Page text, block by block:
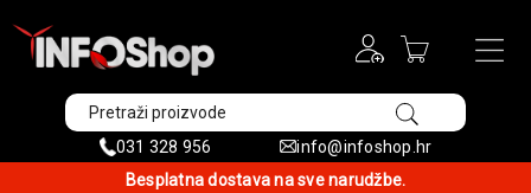
031 328 956
info@infoshop.hr
Besplatna dostava na sve narudžbe.